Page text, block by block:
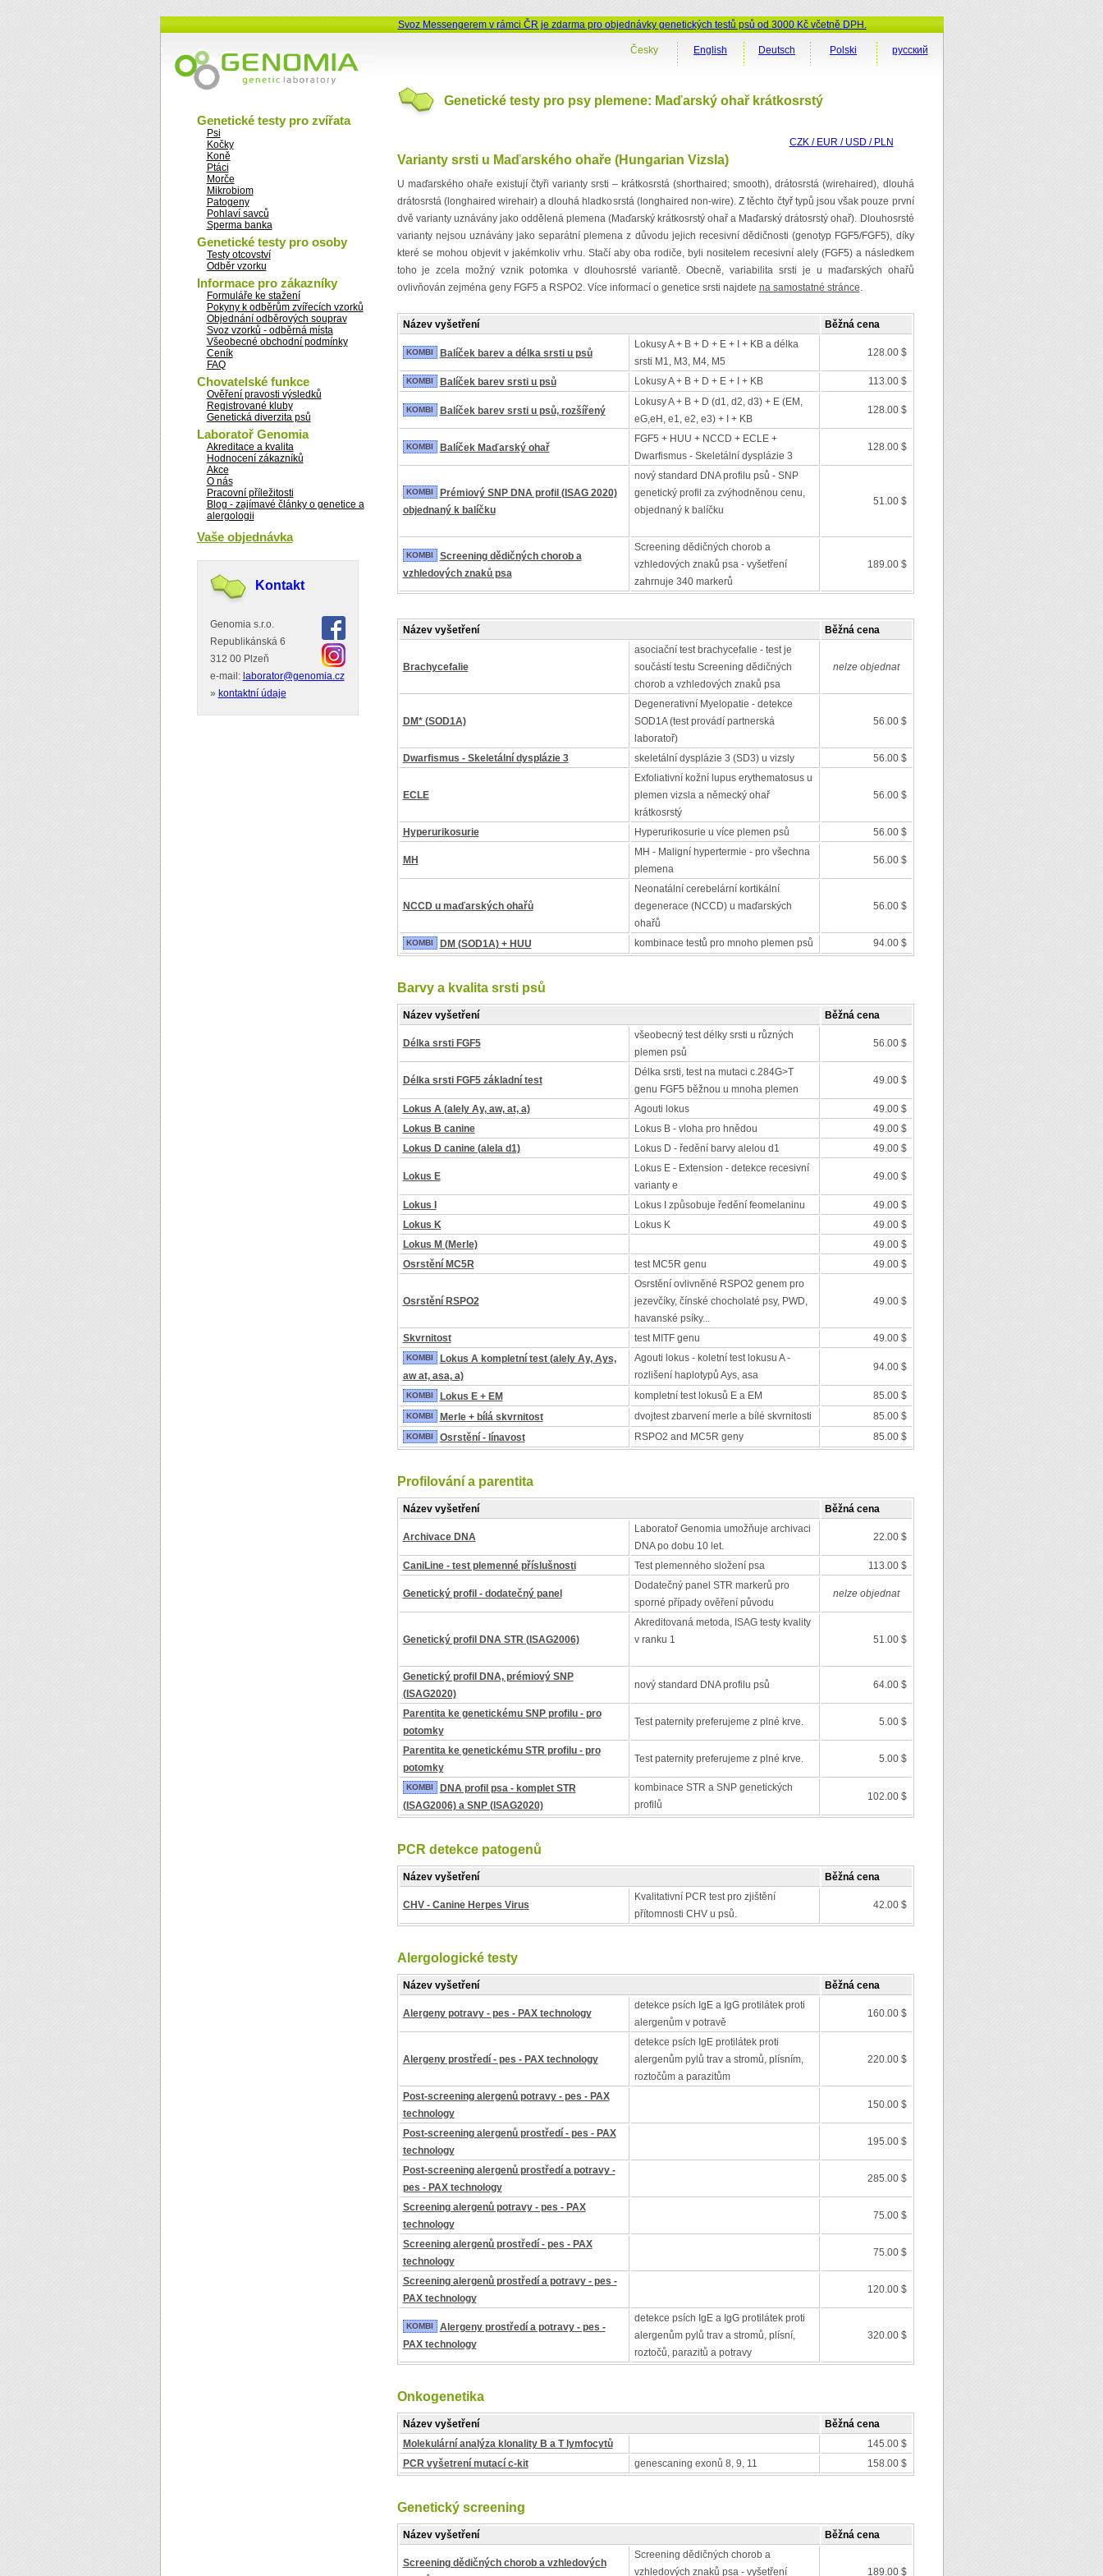
Svoz Messengerem v rámci ČR je zdarma pro objednávky genetických testů psů od 3000 Kč včetně DPH.
Genetické testy pro zvířata
Psi
Kočky
Koně
Ptáci
Morče
Mikrobiom
Patogeny
Pohlaví savců
Sperma banka
Genetické testy pro osoby
Testy otcovství
Odběr vzorku
Informace pro zákazníky
Formuláře ke stažení
Pokyny k odběrům zvířecích vzorků
Objednání odběrových souprav
Svoz vzorků - odběrná místa
Všeobecné obchodní podmínky
Ceník
FAQ
Chovatelské funkce
Ověření pravosti výsledků
Registrované kluby
Genetická diverzita psů
Laboratoř Genomia
Akreditace a kvalita
Hodnocení zákazníků
Akce
O nás
Pracovní příležitosti
Blog - zajímavé články o genetice a
alergologii
Vaše objednávka
Kontakt
Genomia s.r.o.
Republikánská 6
312 00 Plzeň
e-mail: laborator@genomia.cz
» kontaktní údaje
русский
Polski
Deutsch
English
Česky
Genetické testy pro psy plemene: Maďarský ohař krátkosrstý
CZK / EUR / USD / PLN
Varianty srsti u Maďarského ohaře (Hungarian Vizsla)
U maďarského ohaře existují čtyři varianty srsti – krátkosrstá (shorthaired; smooth), drátosrstá (wirehaired), dlouhá
drátosrstá (longhaired wirehair) a dlouhá hladkosrstá (longhaired non-wire). Z těchto čtyř typů jsou však pouze první
dvě varianty uznávány jako oddělená plemena (Maďarský krátkosrstý ohař a Maďarský drátosrstý ohař). Dlouhosrsté
varianty nejsou uznávány jako separátní plemena z důvodu jejich recesivní dědičnosti (genotyp FGF5/FGF5), díky
které se mohou objevit v jakémkoliv vrhu. Stačí aby oba rodiče, byli nositelem recesivní alely (FGF5) a následkem
toho je zcela možný vznik potomka v dlouhosrsté variantě. Obecně, variabilita srsti je u maďarských ohařů
ovlivňován zejména geny FGF5 a RSPO2. Více informací o genetice srsti najdete na samostatné stránce.
Název vyšetření Běžná cena
KOMBI Balíček barev a délka srsti u psů
Lokusy A + B + D + E + I + KB a délka
srsti M1, M3, M4, M5
128.00 $
KOMBI Balíček barev srsti u psů Lokusy A + B + D + E + I + KB 113.00 $
KOMBI Balíček barev srsti u psů, rozšířený
Lokusy A + B + D (d1, d2, d3) + E (EM,
eG,eH, e1, e2, e3) + I + KB
128.00 $
KOMBI Balíček Maďarský ohař
FGF5 + HUU + NCCD + ECLE +
Dwarfismus - Skeletální dysplázie 3
128.00 $
KOMBI
Prémiový SNP DNA profil (ISAG 2020)
objednaný k balíčku
nový standard DNA profilu psů - SNP
genetický profil za zvýhodněnou cenu,
objednaný k balíčku
51.00 $
KOMBI
Screening dědičných chorob a
vzhledových znaků psa
Screening dědičných chorob a
vzhledových znaků psa - vyšetření
zahrnuje 340 markerů
189.00 $
Název vyšetření Běžná cena
Brachycefalie
asociační test brachycefalie - test je
součástí testu Screening dědičných
chorob a vzhledových znaků psa
nelze objednat
DM* (SOD1A)
Degenerativní Myelopatie - detekce
SOD1A (test provádí partnerská
laboratoř)
56.00 $
Dwarfismus - Skeletální dysplázie 3 skeletální dysplázie 3 (SD3) u vizsly 56.00 $
ECLE
Exfoliativní kožní lupus erythematosus u
plemen vizsla a německý ohař
krátkosrstý
56.00 $
Hyperurikosurie Hyperurikosurie u více plemen psů 56.00 $
MH
MH - Maligní hypertermie - pro všechna
plemena
56.00 $
NCCD u maďarských ohařů
Neonatální cerebelární kortikální
degenerace (NCCD) u maďarských
ohařů
56.00 $
KOMBI DM (SOD1A) + HUU kombinace testů pro mnoho plemen psů 94.00 $
Barvy a kvalita srsti psů
Název vyšetření Běžná cena
Délka srsti FGF5
všeobecný test délky srsti u různých
plemen psů
56.00 $
Délka srsti FGF5 základní test
Délka srsti, test na mutaci c.284G>T
genu FGF5 běžnou u mnoha plemen
49.00 $
Lokus A (alely Ay, aw, at, a) Agouti lokus
49.00 $
Lokus B canine
Lokus B - vloha pro hnědou
49.00 $
Lokus D canine (alela d1)
Lokus D - ředění barvy alelou d1 49.00 $
Lokus E
Lokus E - Extension - detekce recesivní
varianty e
49.00 $
Lokus I Lokus I způsobuje ředění feomelaninu
49.00 $
Lokus K
Lokus K
49.00 $
Lokus M (Merle)
49.00 $
Osrstění MC5R
test MC5R genu 49.00 $
Osrstění RSPO2
Osrstění ovlivněné RSPO2 genem pro
jezevčíky, čínské chocholaté psy, PWD,
havanské psíky...
49.00 $
Skvrnitost test MITF genu 49.00 $
KOMBI
Lokus A kompletní test (alely Ay, Ays,
aw at, asa, a)
Agouti lokus - koletní test lokusu A -
rozlišení haplotypů Ays, asa
94.00 $
KOMBI Lokus E + EM kompletní test lokusů E a EM 85.00 $
KOMBI Merle + bílá skvrnitost dvojtest zbarvení merle a bílé skvrnitosti 85.00 $
KOMBI Osrstění - línavost RSPO2 and MC5R geny 85.00 $
Profilování a parentita
Název vyšetření Běžná cena
Archivace DNA
Laboratoř Genomia umožňuje archivaci
DNA po dobu 10 let.
22.00 $
CaniLine - test plemenné příslušnosti Test plemenného složení psa 113.00 $
Genetický profil - dodatečný panel
Dodatečný panel STR markerů pro
sporné případy ověření původu
nelze objednat
Genetický profil DNA STR (ISAG2006)
Akreditovaná metoda, ISAG testy kvality
v ranku 1
51.00 $
Genetický profil DNA, prémiový SNP
(ISAG2020)
nový standard DNA profilu psů 64.00 $
Parentita ke genetickému SNP profilu - pro
potomky
Test paternity preferujeme z plné krve. 5.00 $
Parentita ke genetickému STR profilu - pro
potomky
Test paternity preferujeme z plné krve. 5.00 $
KOMBI
DNA profil psa - komplet STR
(ISAG2006) a SNP (ISAG2020)
kombinace STR a SNP genetických
profilů
102.00 $
PCR detekce patogenů
Název vyšetření Běžná cena
CHV - Canine Herpes Virus
Kvalitativní PCR test pro zjištění
přítomnosti CHV u psů.
42.00 $
Alergologické testy
Název vyšetření Běžná cena
Alergeny potravy - pes - PAX technology
detekce psích IgE a IgG protilátek proti
alergenům v potravě
160.00 $
Alergeny prostředí - pes - PAX technology
detekce psích IgE protilátek proti
alergenům pylů trav a stromů, plísním,
roztočům a parazitům
220.00 $
Post-screening alergenů potravy - pes - PAX
technology
150.00 $
Post-screening alergenů prostředí - pes - PAX
technology
195.00 $
Post-screening alergenů prostředí a potravy -
pes - PAX technology
285.00 $
Screening alergenů potravy - pes - PAX
technology
75.00 $
Screening alergenů prostředí - pes - PAX
technology
75.00 $
Screening alergenů prostředí a potravy - pes -
PAX technology
120.00 $
KOMBI
Alergeny prostředí a potravy - pes -
PAX technology
detekce psích IgE a IgG protilátek proti
alergenům pylů trav a stromů, plísní,
roztočů, parazitů a potravy
320.00 $
Onkogenetika
Název vyšetření
Běžná cena
Molekulární analýza klonality B a T lymfocytů
145.00 $
PCR vyšetrení mutací c-kit
genescaning exonů 8, 9, 11 158.00 $
Genetický screening
Název vyšetření Běžná cena
Screening dědičných chorob a vzhledových
Screening dědičných chorob a
vzhledových znaků psa - vyšetření
189.00 $